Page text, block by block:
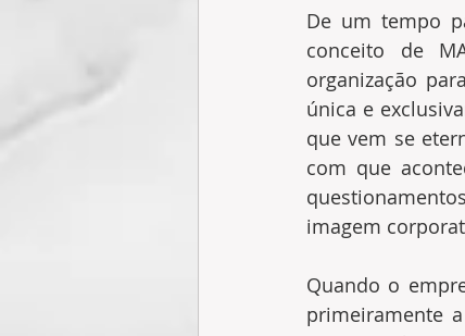
De um tempo
conceito de
organização
única e
que vem se
com que
imagem
Quando o
primeiramente